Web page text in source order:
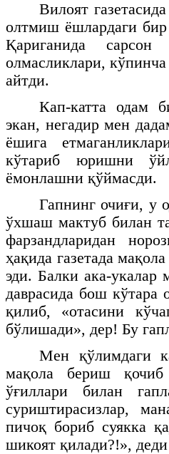
Вилоят
олтмиш ёшлардаги
Қариганида
олмасликлари,
айтди.
Кап-катта одам
экан, негадир мен
ёшига
кўтариб юришни
ёмонлашни қўймасди.
Гапнинг очиғи, у
ўхшаш мактуб билан
фарзандларидан
ҳақида газетада
эди. Балки ака-укалар
даврасида бош кўтара
қилиб, «отасини
бўлишади», дер! Бу
Мен қўлимдаги
мақола бериш
ўғиллари билан
суриштирасизлар,
пичоқ бориб суякка
шикоят қилади?!»,